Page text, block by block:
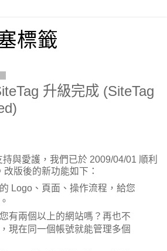
標籤
升級完成 (SiteTag
與愛護，我們已於 2009/04/01 順利
版後的新功能如下：
Logo、頁面、操作流程，給您
有兩個以上的網站嗎？再也不
現在同一個帳號就能管理多個